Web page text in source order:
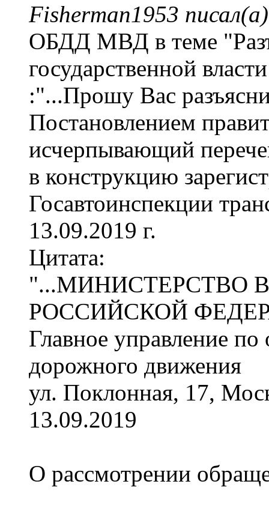
Fisherman1953
ОБДД МВД в теме
государственной
:"...Прошу Вас
Постановлением
исчерпывающий
в конструкцию
Госавтоинспекции
13.09.2019 г.
Цитата:
"...МИНИСТЕРСТВО
РОССИЙСКОЙ
Главное управление
дорожного движения
ул. Поклонная, 17,
13.09.2019
О рассмотрении